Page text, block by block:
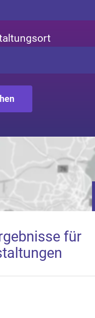
der Karte akzeptieren
für